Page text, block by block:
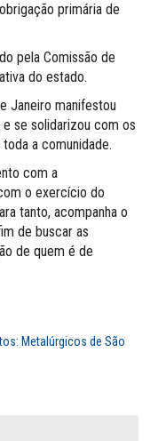
primária de
pela Comissão de
do estado.
Janeiro manifestou
se solidarizou com os
a comunidade.
com a
o exercício do
tanto, acompanha o
de buscar as
de quem é de
Metalúrgicos de São